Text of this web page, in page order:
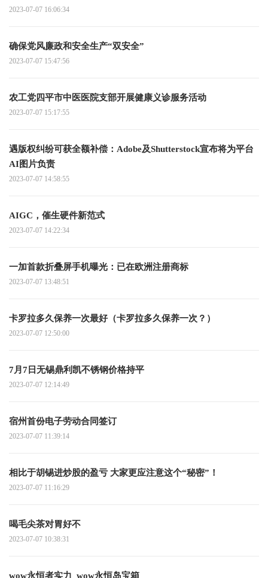
2023-07-07 16:06:34
确保党风廉政和安全生产“双安全”
2023-07-07 15:47:56
农工党四平市中医医院支部开展健康义诊服务活动
2023-07-07 15:17:55
遇版权纠纷可获全额补偿：Adobe及Shutterstock宣布将为平台
AI图片负责
2023-07-07 14:58:55
AIGC，催生硬件新范式
2023-07-07 14:22:34
一加首款折叠屏手机曝光：已在欧洲注册商标
2023-07-07 13:48:51
卡罗拉多久保养一次最好（卡罗拉多久保养一次？）
2023-07-07 12:50:00
7月7日无锡鼎利凯不锈钢价格持平
2023-07-07 12:14:49
宿州首份电子劳动合同签订
2023-07-07 11:39:14
相比于胡锡进炒股的盈亏 大家更应注意这个“秘密”！
2023-07-07 11:16:29
喝毛尖茶对胃好不
2023-07-07 10:38:31
wow永恒者实力_wow永恒岛宝箱